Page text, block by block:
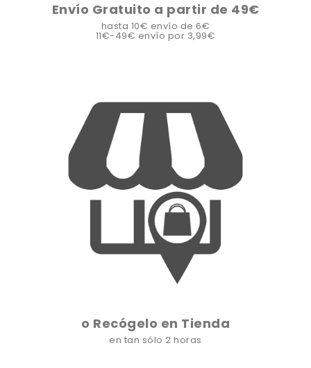
Envío Gratuito a partir de 49€
hasta 10€ envío de 6€
11€-49€ envío por 3,99€
o Recógelo en Tienda
en tan sólo 2 horas